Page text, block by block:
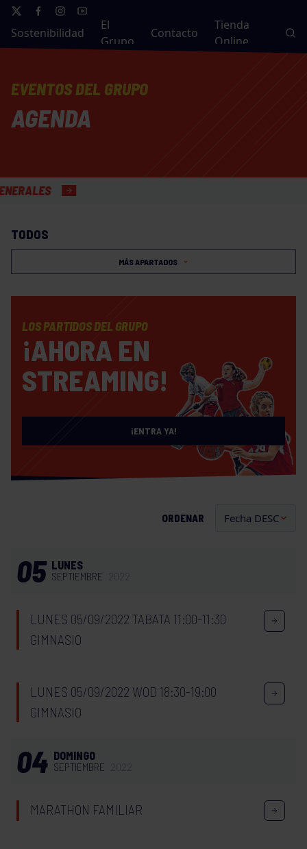
Sostenibilidad
El
Grupo
Contacto
Tienda
Online
EVENTOS DEL GRUPO
AGENDA
TODOS
MÁS APARTADOS
LOS PARTIDOS DEL GRUPO
¡AHORA EN
STREAMING!
¡ENTRA YA!
ORDENAR
05 LUNES
SEPTIEMBRE
LUNES 05/09/2022 TABATA 11:00-11:30
GIMNASIO
LUNES 05/09/2022 WOD 18:30-19:00
GIMNASIO
04 DOMINGO
SEPTIEMBRE
MARATHON FAMILIAR